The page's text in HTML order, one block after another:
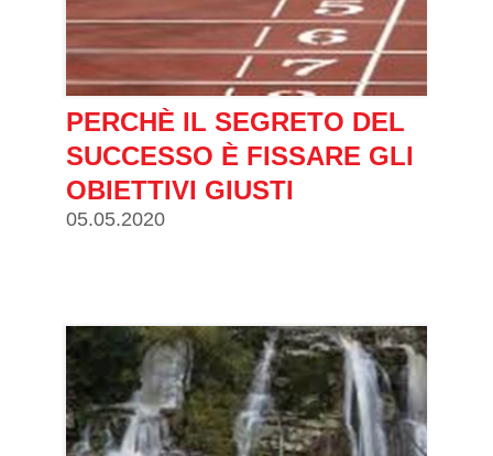
PERCHÈ IL SEGRETO DEL
SUCCESSO È FISSARE GLI
OBIETTIVI GIUSTI
05.05.2020